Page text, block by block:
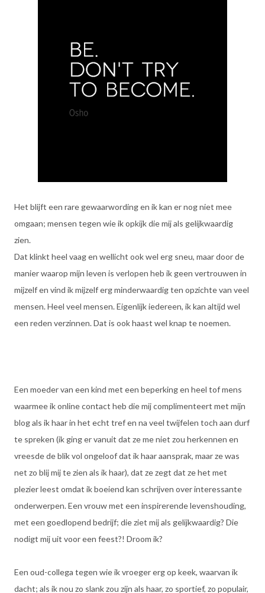
Het blijft een rare gewaarwording en ik kan er nog niet mee
omgaan; mensen tegen wie ik opkijk die mij als gelijkwaardig
zien.
Dat klinkt heel vaag en wellicht ook wel erg sneu, maar door de
manier waarop mijn leven is verlopen heb ik geen vertrouwen in
mijzelf en vind ik mijzelf erg minderwaardig ten opzichte van veel
mensen. Heel veel mensen. Eigenlijk iedereen, ik kan altijd wel
een reden verzinnen. Dat is ook haast wel knap te noemen.
Een moeder van een kind met een beperking en heel tof mens
waarmee ik online contact heb die mij complimenteert met mijn
blog als ik haar in het echt tref en na veel twijfelen toch aan durf
te spreken (ik ging er vanuit dat ze me niet zou herkennen en
vreesde de blik vol ongeloof dat ik haar aansprak, maar ze was
net zo blij mij te zien als ik haar), dat ze zegt dat ze het met
plezier leest omdat ik boeiend kan schrijven over interessante
onderwerpen. Een vrouw met een inspirerende levenshouding,
met een goedlopend bedrijf; die ziet mij als gelijkwaardig? Die
nodigt mij uit voor een feest?! Droom ik?
Een oud-collega tegen wie ik vroeger erg op keek, waarvan ik
dacht; als ik nou zo slank zou zijn als haar, zo sportief, zo populair,